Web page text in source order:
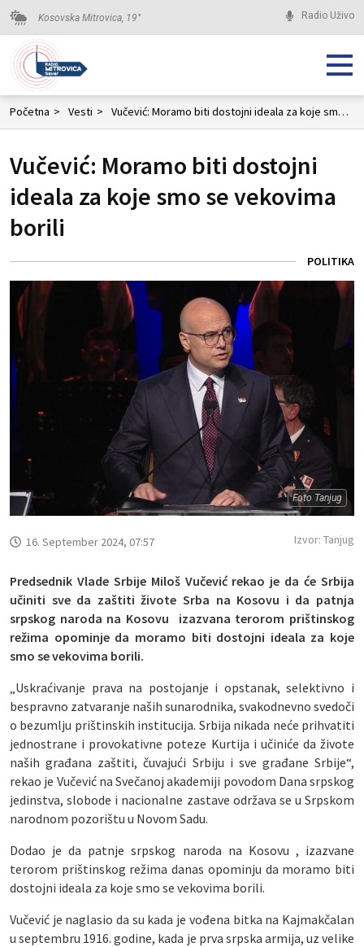
Kosovska Mitrovica, 19° Radio Uživo
Početna > Vesti > Vučević: Moramo biti dostojni ideala za koje smo se vekovima borili
Vučević: Moramo biti dostojni
ideala za koje smo se vekovima
borili
POLITIKA
Foto Tanjug
16. September 2024, 07:57 Izvor: Tanjug
Predsednik Vlade Srbije Miloš Vučević rekao je da će Srbija
učiniti sve da zaštiti živote Srba na Kosovu i da patnja
srpskog naroda na Kosovu izazvana terorom prištinskog
režima opominje da moramo biti dostojni ideala za koje
smo se vekovima borili.
„Uskraćivanje prava na postojanje i opstanak, selektivno i
bespravno zatvaranje naših sunarodnika, svakodnevno svedoči
o bezumlju prištinskih institucija. Srbija nikada neće prihvatiti
jednostrane i provokativne poteze Kurtija i učiniće da živote
naših građana zaštiti, čuvajući Srbiju i sve građane Srbije“,
rekao je Vučević na Svečanoj akademiji povodom Dana srpskog
jedinstva, slobode i nacionalne zastave održava se u Srpskom
narodnom pozorištu u Novom Sadu.
Dodao je da patnje srpskog naroda na Kosovu , izazvane
terorom prištinskog režima danas opominju da moramo biti
dostojni ideala za koje smo se vekovima borili.
Vučević je naglasio da su kada je vođena bitka na Kajmakčalan
u septembru 1916. godine, kada je prva srpska armija, uz velike